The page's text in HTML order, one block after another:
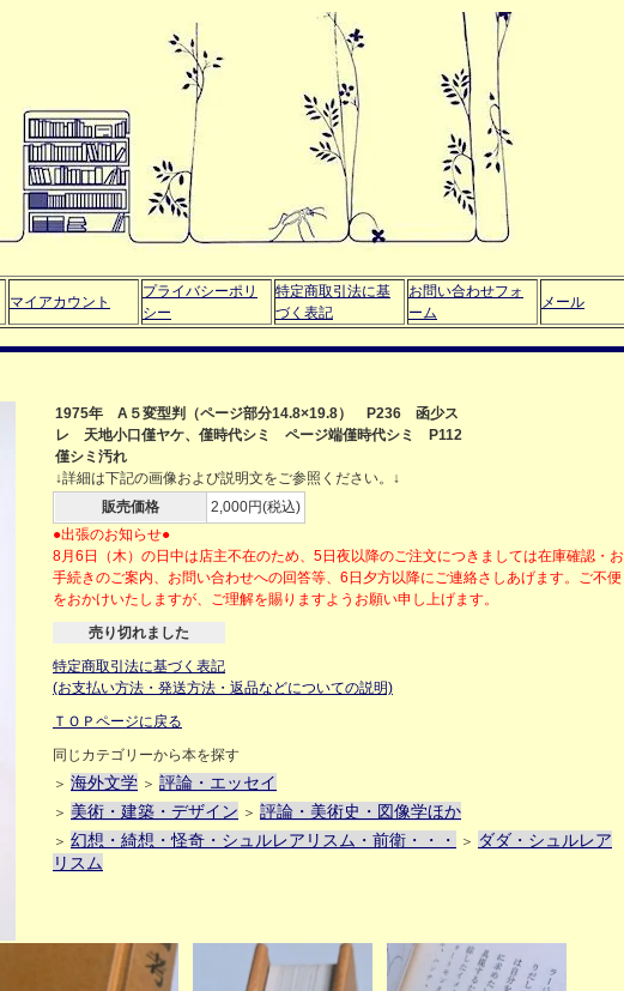
マイアカウント
プライバシーポリ
シー
特定商取引法に基
づく表記
お問い合わせフォ
ーム
メール
1975年 A５変型判（ページ部分14.8×19.8） P236 函少ス
レ 天地小口僅ヤケ、僅時代シミ ページ端僅時代シミ P112
僅シミ汚れ
↓詳細は下記の画像および説明文をご参照ください。↓
販売価格
2,000円(税込)
●出張のお知らせ●
8月6日（木）の日中は店主不在のため、5日夜以降のご注文につきましては在庫確認・お
手続きのご案内、お問い合わせへの回答等、6日夕方以降にご連絡さしあげます。ご不便
をおかけいたしますが、ご理解を賜りますようお願い申し上げます。
売り切れました
特定商取引法に基づく表記
(お支払い方法・発送方法・返品などについての説明)
ＴＯＰページに戻る
同じカテゴリーから本を探す
＞ 海外文学 ＞ 評論・エッセイ
＞ 美術・建築・デザイン ＞ 評論・美術史・図像学ほか
＞ 幻想・綺想・怪奇・シュルレアリスム・前衛・・・ ＞ ダダ・シュルレア
リスム